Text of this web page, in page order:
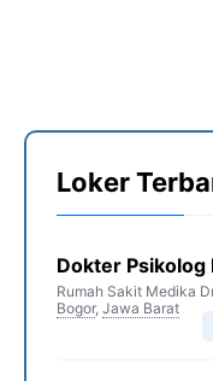
Loker
Dokter Psikolog
Rumah Sakit Medika
Bogor, Jawa Barat